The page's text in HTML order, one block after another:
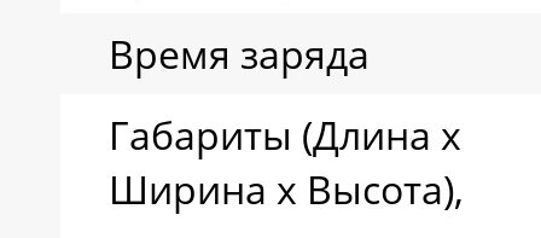
Время заряда
Габариты (Длина х
Ширина х Высота),